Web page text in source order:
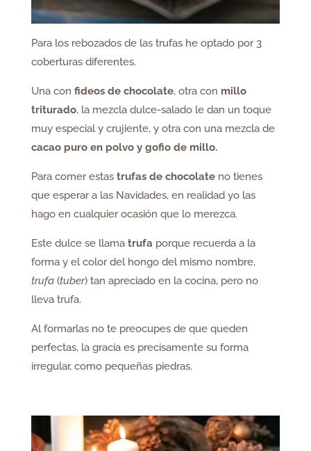
Para los rebozados de las trufas he optado por 3
coberturas diferentes.
Una con fideos de chocolate, otra con millo
triturado, la mezcla dulce-salado le dan un toque
muy especial y crujiente, y otra con una mezcla de
cacao puro en polvo y gofio de millo.
Para comer estas trufas de chocolateno tienes
que esperar a las Navidades, en realidad yo las
hago en cualquier ocasión que lo merezca.
Este dulce se llama trufa porque recuerda a la
forma y el color del hongo del mismo nombre,
trufa(tuber) tan apreciado en la cocina, pero no
lleva trufa.
Al formarlas no te preocupes de que queden
perfectas, la gracia es precisamente su forma
irregular, como pequeñas piedras.